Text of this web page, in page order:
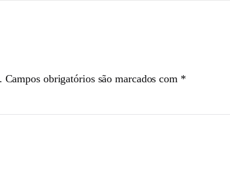
Campos obrigatórios são marcados com *